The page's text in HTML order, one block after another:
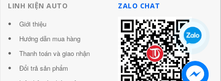
LINH KIỆN AUTO
Giới thiệu
Hướng dẫn mua hàng
Thanh toán và giao nhận
Đổi trả sản phẩm
ZALO CHAT